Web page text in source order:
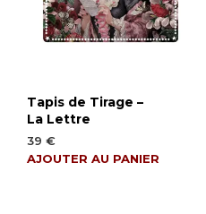
Tapis de Tirage –
La Lettre
39 €
AJOUTER AU PANIER